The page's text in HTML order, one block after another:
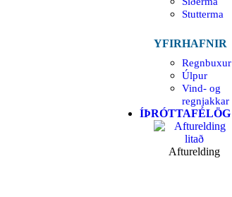
Stutterma
YFIRHAFNIR
Regnbuxur
Úlpur
Vind- og
regnjakkar
ÍÞRÓTTAFÉLÖG
Afturelding